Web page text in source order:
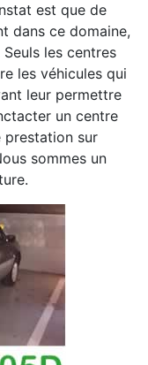
est que de
dans ce domaine,
Seuls les centres
les véhicules qui
leur permettre
un centre
prestation sur
sommes un